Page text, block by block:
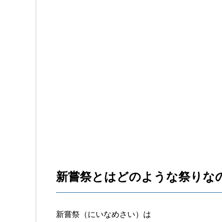
新嘗祭とはどのような祭りな
新嘗祭（にいなめさい）は